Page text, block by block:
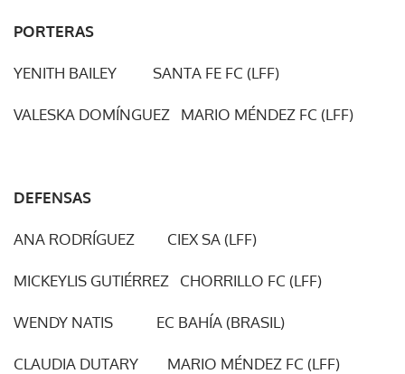
PORTERAS
YENITH BAILEY SANTA FE FC (LFF)
VALESKA DOMÍNGUEZ MARIO MÉNDEZ FC (LFF)
DEFENSAS
ANA RODRÍGUEZ CIEX SA (LFF)
MICKEYLIS GUTIÉRREZ CHORRILLO FC (LFF)
WENDY NATIS EC BAHÍA (BRASIL)
CLAUDIA DUTARY MARIO MÉNDEZ FC (LFF)